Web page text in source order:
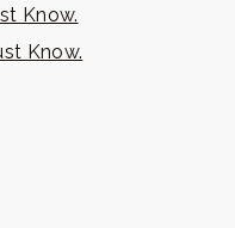
Know.
Know.